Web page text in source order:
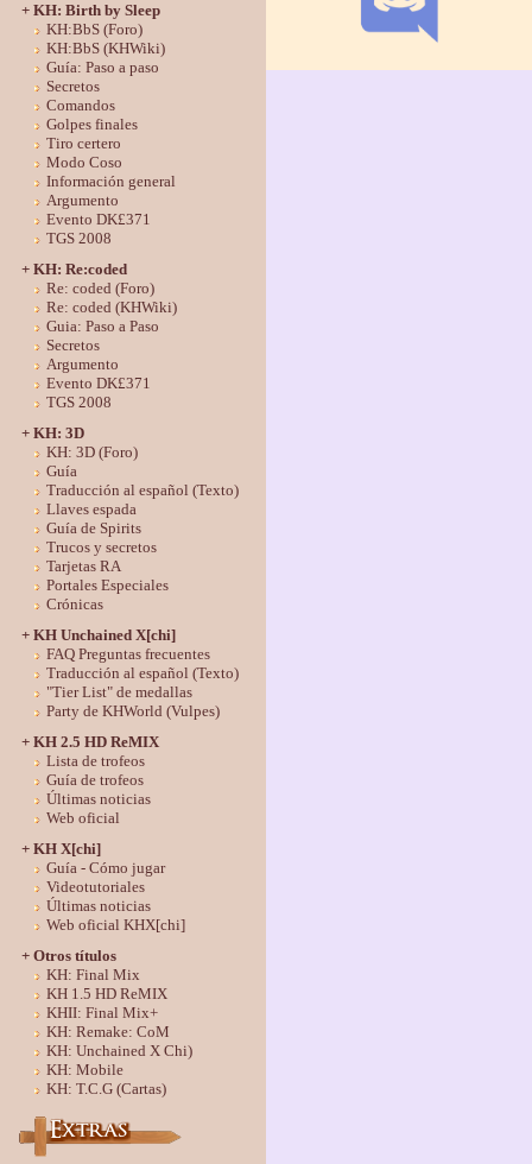
+ KH: Birth by Sleep
KH:BbS (Foro)
KH:BbS (KHWiki)
Guía: Paso a paso
Secretos
Comandos
Golpes finales
Tiro certero
Modo Coso
Información general
Argumento
Evento DK£371
TGS 2008
+ KH: Re:coded
Re: coded (Foro)
Re: coded (KHWiki)
Guia: Paso a Paso
Secretos
Argumento
Evento DK£371
TGS 2008
+ KH: 3D
KH: 3D (Foro)
Guía
Traducción al español (Texto)
Llaves espada
Guía de Spirits
Trucos y secretos
Tarjetas RA
Portales Especiales
Crónicas
+ KH Unchained X[chi]
FAQ Preguntas frecuentes
Traducción al español (Texto)
"Tier List" de medallas
Party de KHWorld (Vulpes)
+ KH 2.5 HD ReMIX
Lista de trofeos
Guía de trofeos
Últimas noticias
Web oficial
+ KH X[chi]
Guía - Cómo jugar
Videotutoriales
Últimas noticias
Web oficial KHX[chi]
+ Otros títulos
KH: Final Mix
KH 1.5 HD ReMIX
KHII: Final Mix+
KH: Remake: CoM
KH: Unchained X Chi)
KH: Mobile
KH: T.C.G (Cartas)